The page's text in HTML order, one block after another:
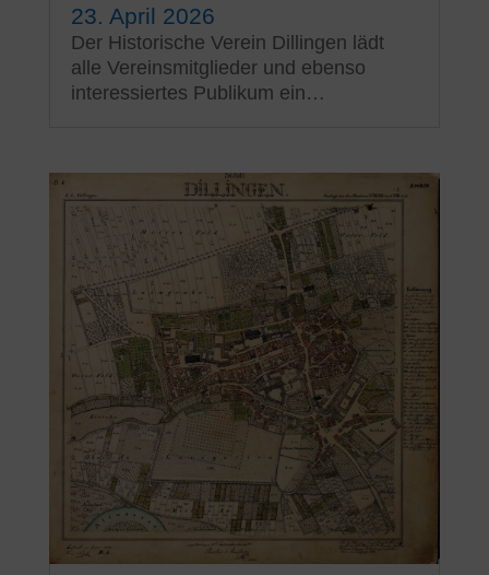
23. April 2026
Der Historische Verein Dillingen lädt
alle Vereinsmitglieder und ebenso
interessiertes Publikum ein…